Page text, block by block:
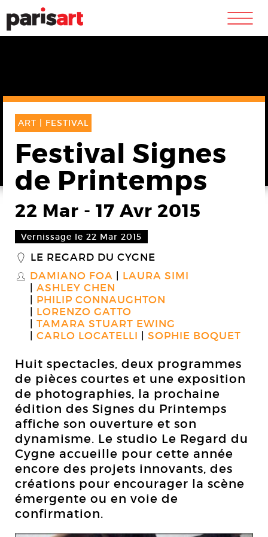
m
ART | FESTIVAL
Festival Signes
de Printemps
22 Mar - 17 Avr 2015
Vernissage le 22 Mar 2015
_ LE REGARD DU CYGNE
S DAMIANO FOA
LAURA SIMI
ASHLEY CHEN
PHILIP CONNAUGHTON
LORENZO GATTO
TAMARA STUART EWING
CARLO LOCATELLI
SOPHIE BOQUET
Huit spectacles, deux programmes
de pièces courtes et une exposition
de photographies, la prochaine
édition des Signes du Printemps
affiche son ouverture et son
dynamisme. Le studio Le Regard du
Cygne accueille pour cette année
encore des projets innovants, des
créations pour encourager la scène
émergente ou en voie de
confirmation.